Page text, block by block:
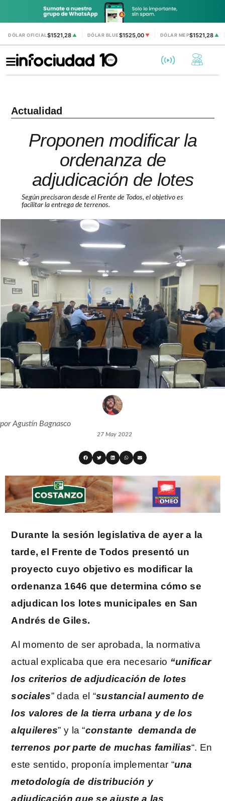
DÓLAR OFICIAL$1521,28 ▲ DÓLAR BLUE$1525,00 ▼ DÓLAR MEP$1521,28▲
Actualidad
Proponen modificar la
ordenanza de
adjudicación de lotes
Según precisaron desde el Frente de Todos, el objetivo es
facilitar la entrega de terrenos.
porAgustín Bagnasco
27 May 2022
Durante la sesión legislativa de ayer a la
tarde, el Frente de Todos presentó un
proyecto cuyo objetivo es modificar la
ordenanza 1646 que determina cómo se
adjudican los lotes municipales en San
Andrés de Giles.
Al momento de ser aprobada, la normativa
actual explicaba que era necesario “unificar
los criterios de adjudicación de lotes
sociales” dada el “sustancial aumento de
los valores de la tierra urbana y de los
alquileres” y la “constante demanda de
terrenos por parte de muchas familias“. En
este sentido, proponía implementar “una
metodología de distribución y